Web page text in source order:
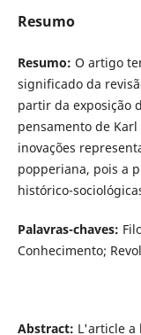
Resumo
Resumo: O artigo
significado da
partir da exposição
pensamento de
inovações
popperiana, pois a
histórico-
Palavras-chaves:
Conhecimento;
Abstract: L'article